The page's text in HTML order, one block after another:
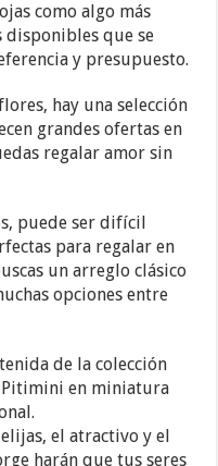
como algo más
disponibles que se
y presupuesto.
hay una selección
grandes ofertas en
regalar amor sin
puede ser difícil
para regalar en
un arreglo clásico
opciones entre
de la colección
Pitimini en miniatura
el atractivo y el
harán que tus seres